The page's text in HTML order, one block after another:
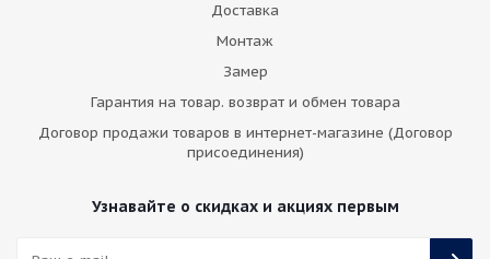
Доставка
Монтаж
Замер
Гарантия на товар. возврат и обмен товара
Договор продажи товаров в интернет-магазине (Договор
присоединения)
Узнавайте о скидках и акциях первым